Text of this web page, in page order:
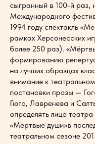
сыгранный в 100-й
Международного
1994 году спектакль
рамках Херсонесских
более 250 раз).
формированию
на лучших образцах
внимание к
постановки прозы —
Гюго, Лавренева и
определять лицо
«Мёртвые души»в
театральном сезоне